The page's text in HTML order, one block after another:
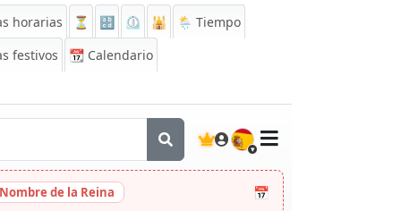
horarias ⏳ 🔡 ⏲️ 🕌
🌦️ Tiempo
festivos 📆 Calendario
🇪🇸
de la Reina 📅